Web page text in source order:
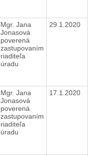
Mgr. Jana
Jonasová
poverená
zastupovaním
riaditeľa
úradu
29.1.2020
Mgr. Jana
Jonasová
poverená
zastupovaním
riaditeľa
úradu
17.1.2020